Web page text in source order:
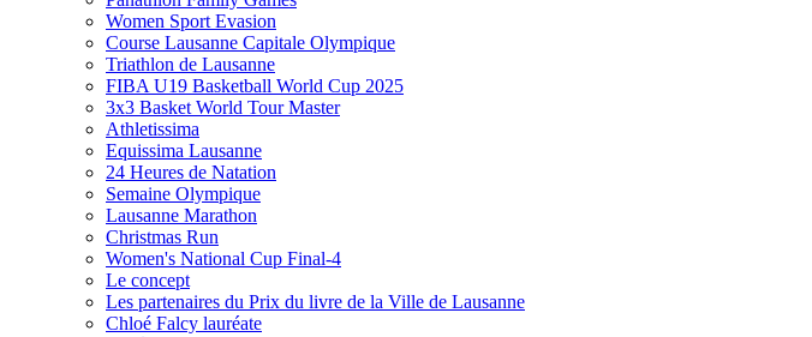
Women Sport Evasion
Course Lausanne Capitale Olympique
Triathlon de Lausanne
FIBA U19 Basketball World Cup 2025
3x3 Basket World Tour Master
Athletissima
Equissima Lausanne
24 Heures de Natation
Semaine Olympique
Lausanne Marathon
Christmas Run
Women's National Cup Final-4
Le concept
Les partenaires du Prix du livre de la Ville de Lausanne
Chloé Falcy lauréate